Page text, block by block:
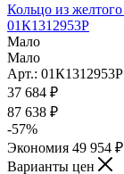
Кольцо из
01К1312953Р
Мало
Мало
Арт.: 01К1312953Р
37 684 ₽
87 638 ₽
-57%
Экономия 49 954 ₽
Варианты цен